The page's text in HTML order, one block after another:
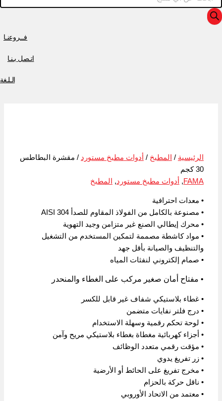
فــروعنـا
اتـصل بـنـا
الـلـغة
الرئيسية / المطبخ / أدوات مطبخ مستورد / مقشرة البطاطس
30 كجم
FAMA
, أدوات مطبخ مستورد, المطبخ
• معدات احترافية
• مصنوعة بالكامل من الفولاذ المقاوم للصدأ AISI 304
• محرك إيطالي الصنع غير متزامن وجيد التهوية
• مواد كاشطة مصممة لتمكين المستخدم من التشغيل
والتنظيف والصيانة بأقل جهد
• صمام إلكتروني لنفثات المياه
• مفتاح أمان صغير مركب على الغطاء والمنحدر
• غطاء بلاستيكي شفاف غير قابل للكسر
• درج فلتر نفايات متضمن
• لوحة تحكم رقمية وسهلة الاستخدام
• أجزاء كهربائية مغطاة بغطاء بلاستيكي مريح وآمن
• مؤقت رقمي متعدد الوظائف
• زر تفريغ يدوي
• مخرج تفريغ على الحائط أو الأرضية
• ناقل حركة بالحزام
• معتمد من الاتحاد الأوروبي